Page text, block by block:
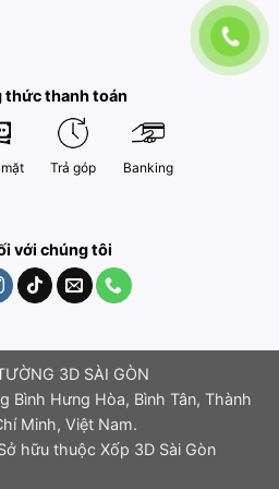
thức thanh toán
Trả góp Banking
với chúng tôi
3D SÀI GÒN
Bình Hưng Hòa, Bình Tân, Thành
Minh, Việt Nam.
hữu thuộc Xốp 3D Sài Gòn